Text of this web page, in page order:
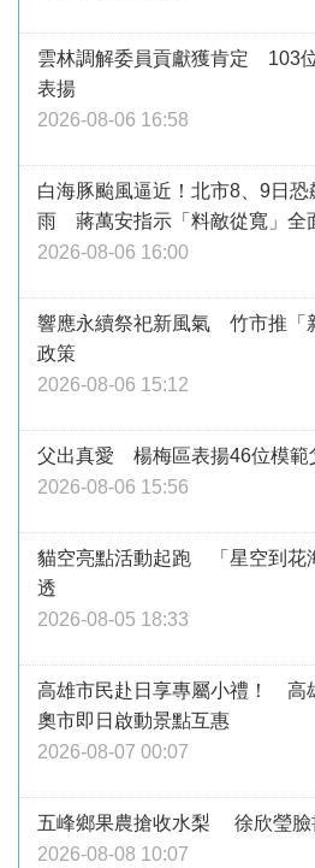
雲林調解委員貢獻獲肯定 103
表揚
2026-08-06 16:58
白海豚颱風逼近！北市8、9日恐
雨 蔣萬安指示「料敵從寬」全
2026-08-06 16:00
響應永續祭祀新風氣 竹市推「
政策
2026-08-06 15:12
父出真愛 楊梅區表揚46位模範
2026-08-06 15:56
貓空亮點活動起跑 「星空到花
透
2026-08-05 18:33
高雄市民赴日享專屬小禮！ 高
奧市即日啟動景點互惠
2026-08-07 00:07
五峰鄉果農搶收水梨 徐欣瑩臉
2026-08-08 10:07